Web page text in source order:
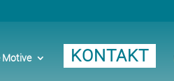
Motive KONTAKT